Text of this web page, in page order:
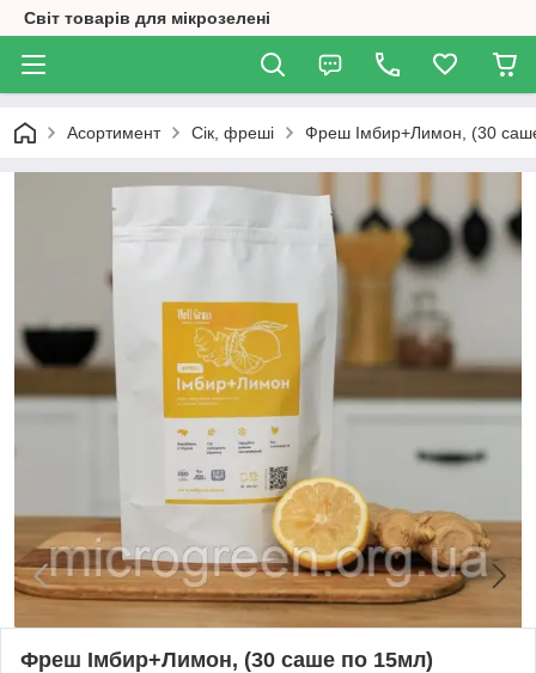
Світ товарів для мікрозелені
Асортимент Сік, фреші Фреш Імбир+Лимон, (30
Фреш Імбир+Лимон, (30 саше по 15мл)